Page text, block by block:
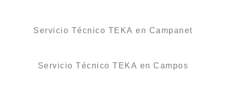
Servicio Técnico TEKA en Campanet
Servicio Técnico TEKA en Campos